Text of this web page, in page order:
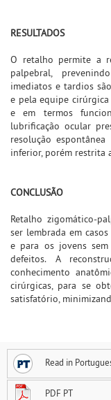
RESULTADOS
O retalho permite a
palpebral,
imediatos e tardios
e pela equipe
e em termos
lubrificação ocular
resolução
inferior, porém restrita
CONCLUSÃO
Retalho zigomático-
ser lembrada em
e para os jovens
defeitos. A
conhecimento
cirúrgicas, para se
satisfatório,
Read in
PDF PT